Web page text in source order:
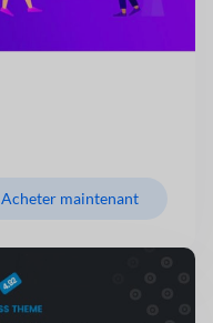
Acheter maintenant